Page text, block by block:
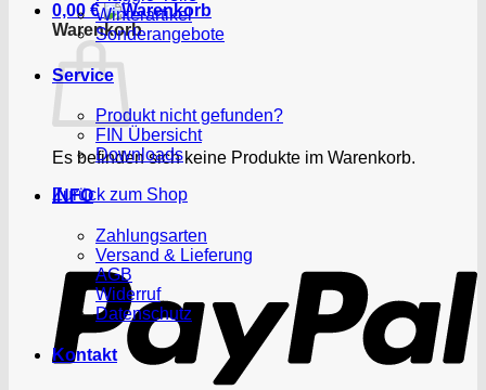
0,00 €
Warenkorb
Es befinden sich keine Produkte im Warenkorb.
Zurück zum Shop
Winterartikel
Sonderangebote
Service
Produkt nicht gefunden?
FIN Übersicht
Downloads
INFO
Zahlungsarten
Versand & Lieferung
AGB
Widerruf
Datenschutz
Kontakt